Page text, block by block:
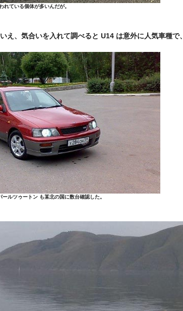
れている個体が多いんだが。
え、気合いを入れて調べると U14 は意外に人気車種で、
ルツゥートン も某北の国に数台確認した。